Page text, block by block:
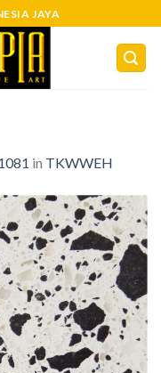
JAYA
in TKWWEH